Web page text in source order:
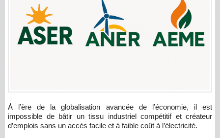
À l’ère de la globalisation avancée de l’économie, il est
impossible de bâtir un tissu industriel compétitif et créateur
d’emplois sans un accès facile et à faible coût à l’électricité.